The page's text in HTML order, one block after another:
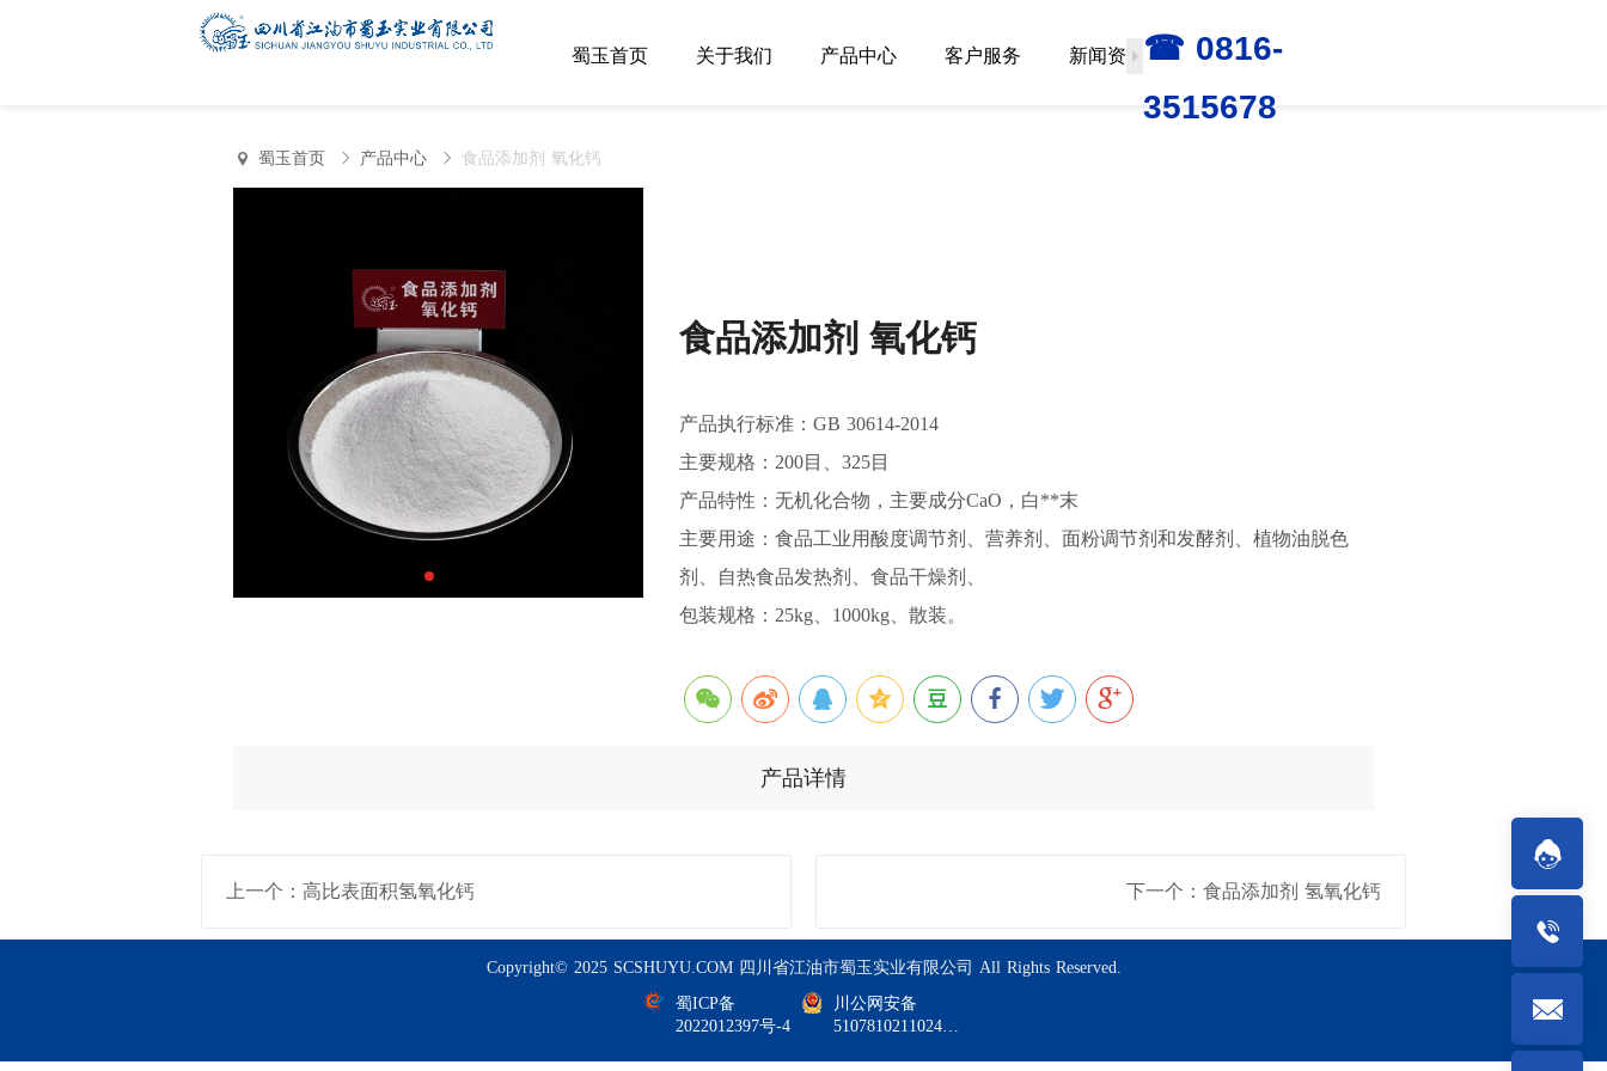
蜀玉首页 关于我们 产品中心 客户服务 新闻资讯 联系我们
☎ 0816-
3515678
蜀玉首页 产品中心 食品添加剂 氧化钙
食品添加剂 氧化钙
产品执行标准：GB 30614-2014
主要规格：200目、325目
产品特性：无机化合物，主要成分CaO，白**末
主要用途：食品工业用酸度调节剂、营养剂、面粉调节剂和发酵剂、植物油脱色
剂、自热食品发热剂、食品干燥剂、
包装规格：25kg、1000kg、散装。
产品详情
上一个：高比表面积氢氧化钙 下一个：食品添加剂 氢氧化钙
Copyright© 2025 SCSHUYU.COM 四川省江油市蜀玉实业有限公司 All Rights Reserved.
蜀ICP备
2022012397号-4
川公网安备
51078102110248